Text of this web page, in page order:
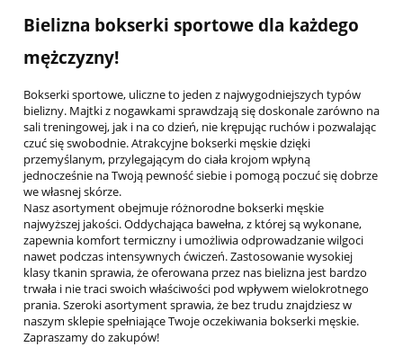
Bielizna bokserki sportowe dla każdego
mężczyzny!
Bokserki sportowe, uliczne to jeden z najwygodniejszych typów
bielizny. Majtki z nogawkami sprawdzają się doskonale zarówno na
sali treningowej, jak i na co dzień, nie krępując ruchów i pozwalając
czuć się swobodnie. Atrakcyjne bokserki męskie dzięki
przemyślanym, przylegającym do ciała krojom wpłyną
jednocześnie na Twoją pewność siebie i pomogą poczuć się dobrze
we własnej skórze.
Nasz asortyment obejmuje różnorodne bokserki męskie
najwyższej jakości. Oddychająca bawełna, z której są wykonane,
zapewnia komfort termiczny i umożliwia odprowadzanie wilgoci
nawet podczas intensywnych ćwiczeń. Zastosowanie wysokiej
klasy tkanin sprawia, że oferowana przez nas bielizna jest bardzo
trwała i nie traci swoich właściwości pod wpływem wielokrotnego
prania. Szeroki asortyment sprawia, że bez trudu znajdziesz w
naszym sklepie spełniające Twoje oczekiwania bokserki męskie.
Zapraszamy do zakupów!